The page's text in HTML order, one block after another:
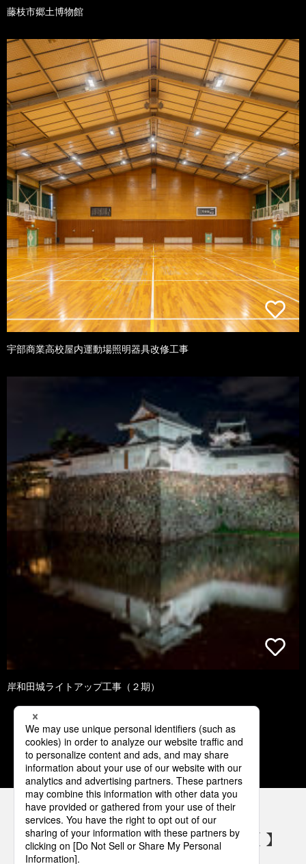
藤枝市郷土博物館
宇部商業高校屋内運動場照明器具改修工事
岸和田城ライトアップ工事（２期）
1 2 3 4 5
パナソニックの電気設備 SNSアカウント